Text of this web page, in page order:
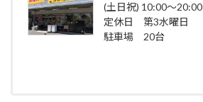
(土日祝) 10:00～20:00
定休日 第3水曜日
駐車場 20台